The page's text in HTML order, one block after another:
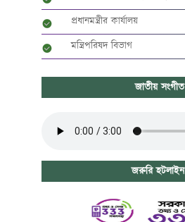
প্রধানমন্ত্রীর কার্যালয়
মন্ত্রিপরিষদ বিভাগ
জাতীয় সংগীত
জরুরি হটলাইন